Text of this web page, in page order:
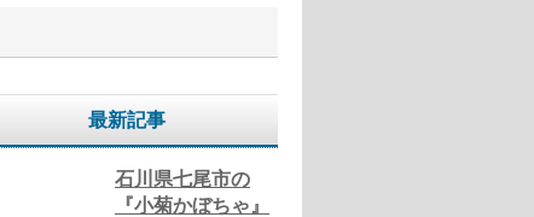
最新記事
石川県七尾市の
『小菊かぼちゃ』